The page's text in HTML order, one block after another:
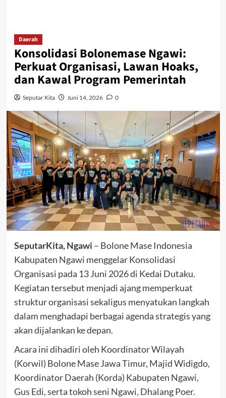
Daerah
Konsolidasi Bolonemase Ngawi:
Perkuat Organisasi, Lawan Hoaks,
dan Kawal Program Pemerintah
Seputar Kita Juni 14, 2026 0
SeputarKita, Ngawi – Bolone Mase Indonesia
Kabupaten Ngawi menggelar Konsolidasi
Organisasi pada 13 Juni 2026 di Kedai Dutaku.
Kegiatan tersebut menjadi ajang memperkuat
struktur organisasi sekaligus menyatukan langkah
dalam menghadapi berbagai agenda strategis yang
akan dijalankan ke depan.
Acara ini dihadiri oleh Koordinator Wilayah
(Korwil) Bolone Mase Jawa Timur, Majid Widigdo,
Koordinator Daerah (Korda) Kabupaten Ngawi,
Gus Edi, serta tokoh seni Ngawi, Dhalang Poer.